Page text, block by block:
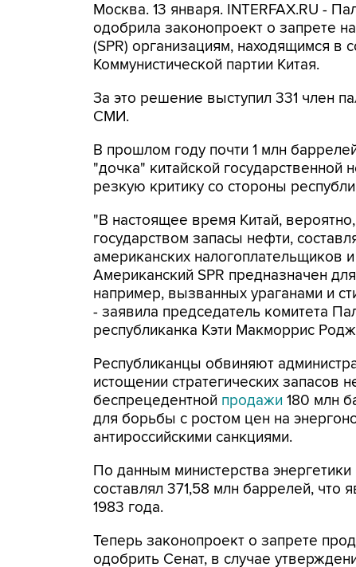
Москва. 13 января. INTERFAX.RU -
одобрила законопроект о запрете
(SPR) организациям, находящимся в
Коммунистической партии Китая.
За это решение выступил 331 член
СМИ.
В прошлом году почти 1 млн
"дочка" китайской
резкую критику со стороны
"В настоящее время Китай,
государством запасы нефти,
американских налогоплательщиков
Американский SPR предназначен
например, вызванных ураганами и
- заявила председатель комитета
республиканка Кэти Макморрис
Республиканцы обвиняют
истощении стратегических запасов
беспрецедентной продажи 180 млн
для борьбы с ростом цен на
антироссийскими санкциями.
По данным министерства
составлял 371,58 млн баррелей, что
1983 года.
Теперь законопроект о запрете
одобрить Сенат, в случае